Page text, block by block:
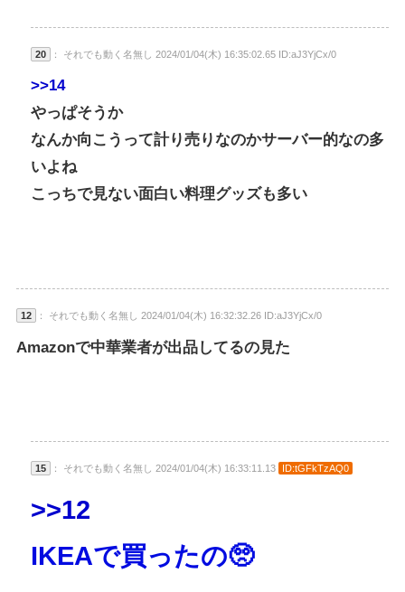
20 ： それでも動く名無し 2024/01/04(木) 16:35:02.65 ID:aJ3YjCx/0
>>14
やっぱそうか
なんか向こうって計り売りなのかサーバー的なの多
いよね
こっちで見ない面白い料理グッズも多い
12 ： それでも動く名無し 2024/01/04(木) 16:32:32.26 ID:aJ3YjCx/0
Amazonで中華業者が出品してるの見た
15 ： それでも動く名無し 2024/01/04(木) 16:33:11.13 ID:tGFkTzAQ0
>>12
IKEAで買ったの🥺